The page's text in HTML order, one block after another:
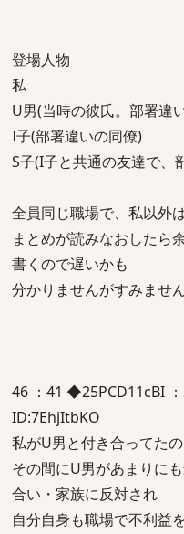
登場人物
私
U男(当時の彼氏。部署違
I子(部署違いの同僚)
S子(I子と共通の友達で、
全員同じ職場で、私以外
まとめが読みなおしたら
書くので遅いかも
分かりませんがすみません
46 ：41 ◆25PCD11cBI
ID:7EhjItbKO
私がU男と付き合ってたの
その間にU男があまりに
合い・家族に反対され
自分自身も職場で不利益